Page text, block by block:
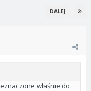
DALEJ
właśnie do